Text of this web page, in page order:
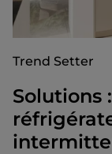
Trend Setter
Solutions